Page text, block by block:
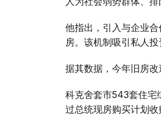
他指出，引入与企业
房。该机制吸引私人投
据其数据，今年旧房改
科克舍套市543套住宅
过总统现房购买计划